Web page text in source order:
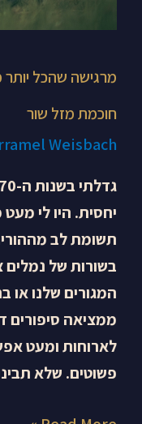
מרגישה שהכל
חוכמת מזל שור
Weisbach
יחסית. היו לי
תשומת לב
בשורות של נמלים
המגורים שלנו או
ממציאה סיפורים
לארוחות ומעט
פשוטים. שלא